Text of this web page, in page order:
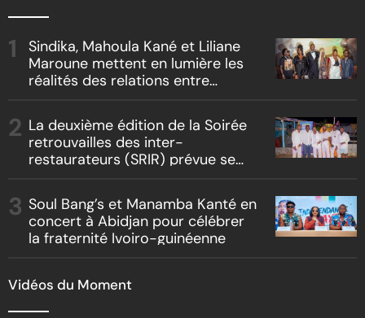
Sindika, Mahoula Kané et Liliane
Maroune mettent en lumière les
réalités des relations entre
La deuxième édition de la Soirée
retrouvailles des inter-
restaurateurs (SRIR) prévue se
Soul Bang’s et Manamba Kanté en
concert à Abidjan pour célébrer
la fraternité Ivoiro-guinéenne
Vidéos du Moment